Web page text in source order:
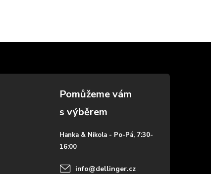
Hanka & Nikola - Po-Pá, 7:30-
16:00
info@dellinger.cz